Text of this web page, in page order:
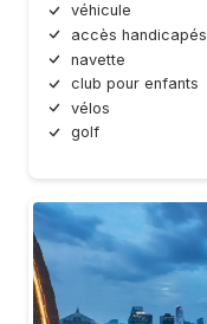
véhicule
accès handicapés
navette
club pour enfants
vélos
golf